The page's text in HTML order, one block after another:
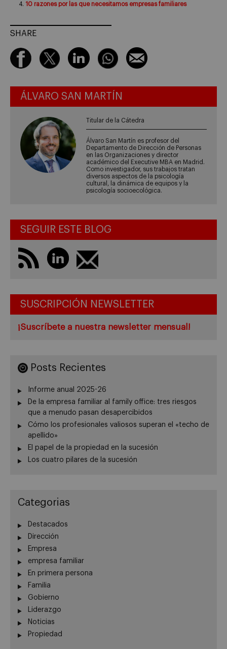
10 razones por las que necesitamos empresas familiares
SHARE
ÁLVARO SAN MARTÍN
Titular de la Cátedra
Álvaro San Martín es profesor del
Departamento de Dirección de Personas
en las Organizaciones y director
académico del Executive MBA en Madrid.
Como investigador, sus trabajos tratan
diversos aspectos de la psicología
cultural, la dinámica de equipos y la
psicología socioecológica.
SEGUIR ESTE BLOG
SUSCRIPCIÓN NEWSLETTER
¡Suscríbete a nuestra newsletter mensual!
Posts Recientes
Informe anual 2025-26
De la empresa familiar al family office: tres riesgos
que a menudo pasan desapercibidos
Cómo los profesionales valiosos superan el «techo de
apellido»
El papel de la propiedad en la sucesión
Los cuatro pilares de la sucesión
Categorias
Destacados
Dirección
Empresa
empresa familiar
En primera persona
Familia
Gobierno
Liderazgo
Noticias
Propiedad